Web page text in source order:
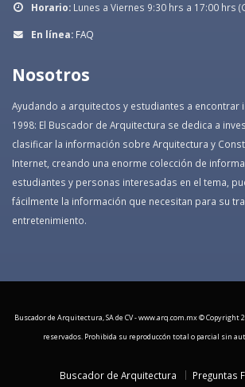
Horario: Lunes a Viernes 9:30 hrs a 17:00 hrs
En línea: FAQ
Nosotros
Ayudando a arquitectos y estudiantes a encontrar
1998: El Buscador de Arquitectura se dedica a
clasificar la información sobre Arquitectura y
Internet, creando una enorme colección de
estudiantes y personas interesadas en el tema,
fácilmente la información que necesitan para su
entretenimiento.
Buscador de Arquitectura, SA de CV - www.arq.com.mx © Copyright
reservados. Prohibida su reproduccón total o parcial sin
Buscador de Arquitectura
Preguntas